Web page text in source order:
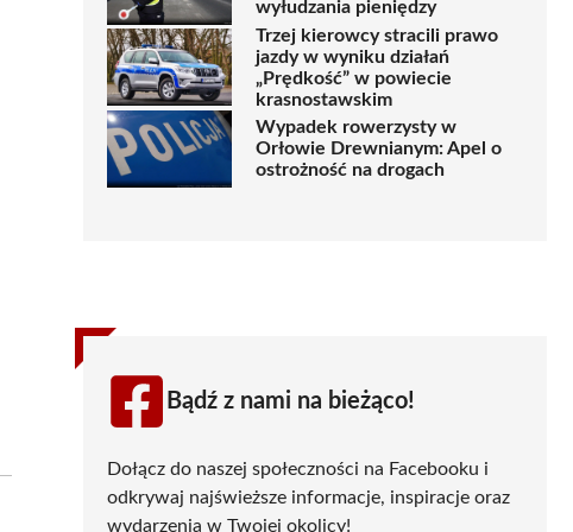
wyłudzania pieniędzy
Trzej kierowcy stracili prawo
jazdy w wyniku działań
„Prędkość” w powiecie
krasnostawskim
Wypadek rowerzysty w
Orłowie Drewnianym: Apel o
ostrożność na drogach
Bądź z nami na bieżąco!
Dołącz do naszej społeczności na Facebooku i
odkrywaj najświeższe informacje, inspiracje oraz
wydarzenia w Twojej okolicy!